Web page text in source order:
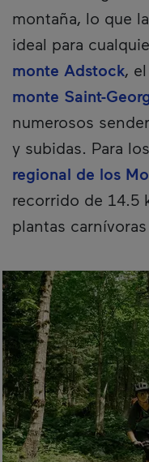
montaña, lo que
ideal para
monte Adstock, el
monte Saint-
numerosos
y subidas. Para
regional de los
recorrido de 14.5
plantas